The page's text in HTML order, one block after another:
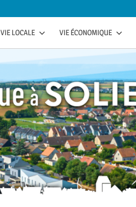
VIE LOCALE VIE ÉCONOMIQUE